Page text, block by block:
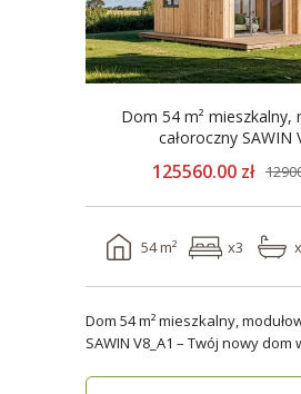
Dom 54 m² mieszkalny,
całoroczny SAWIN
125560.00 zł
54 m² x3
Dom 54 m² mieszkalny,
SAWIN V8_A1 – Twój nowy dom